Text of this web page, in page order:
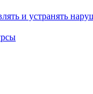
и устранять